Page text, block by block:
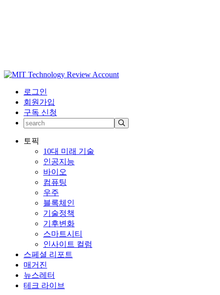
로그인
회원가입
구독 신청
토픽
10대 미래 기술
인공지능
바이오
컴퓨팅
우주
블록체인
기술정책
기후변화
스마트시티
인사이트 컬럼
스페셜 리포트
매거진
뉴스레터
테크 라이브